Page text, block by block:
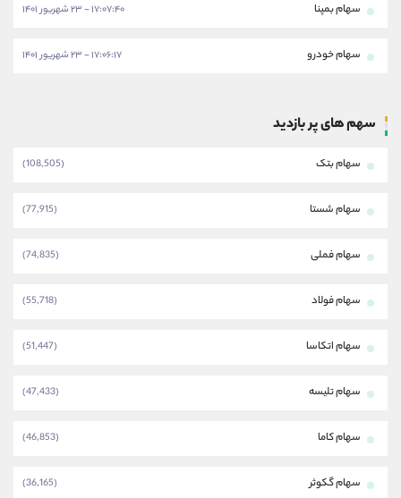
سهام بمپنا ۱۷:۰۷:۴۰ - ۲۳ شهریور ۱۴۰۱
سهام خودرو ۱۷:۰۶:۱۷ - ۲۳ شهریور ۱۴۰۱
سهم های پر بازدید
سهام بتک (108,505)
سهام شستا (77,915)
سهام فملی (74,835)
سهام فولاد (55,718)
سهام اتکاسا (51,447)
سهام تلیسه (47,433)
سهام کاما (46,853)
سهام گکوثر (36,165)